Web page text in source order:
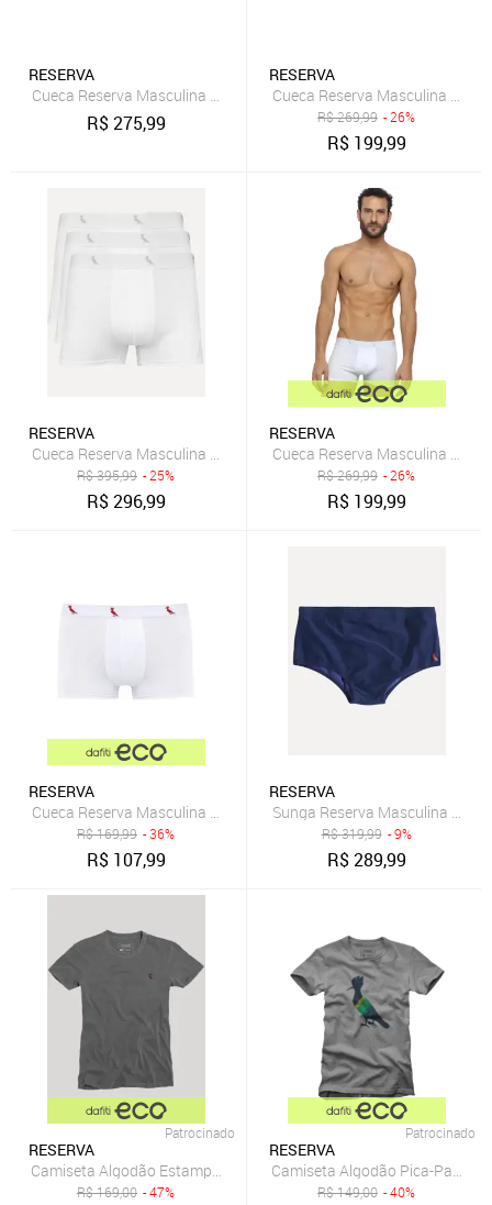
RESERVA
Cueca Reserva Masculina Boxer Grey Woodpecker Cotton Cinza
R$275,99
RESERVA
Cueca Reserva Masculina
R$269,99 - 26%
R$ 199,99
RESERVA
Cueca Reserva Masculina Boxer Grey Woodpecker Cotton Branca
R$395,99 - 25%
R$296,99
RESERVA
Cueca Reserva Masculina
R$269,99 - 26%
R$ 199,99
RESERVA
Cueca Reserva Masculina Boxer Red Woodpecker Cotton Branca
R$169,99 - 36%
R$ 107,99
RESERVA
Sunga Reserva Masculina New
R$319,99 - 9%
R$289,99
Patrocinado
RESERVA
Camiseta Algodão Estampada Sb Notificação Reserva
R$169,00 - 47%
Patrocinado
RESERVA
Camiseta Algodão Pica-Pau
R$149,00 - 40%